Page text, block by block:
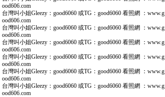
ood606.com
台灣叫小姐Gleezy：good6060 或TG：good6060 看照網 ：www.g
ood606.com
台灣叫小姐Gleezy：good6060 或TG：good6060 看照網 ：www.g
ood606.com
台灣叫小姐Gleezy：good6060 或TG：good6060 看照網 ：www.g
ood606.com
台灣叫小姐Gleezy：good6060 或TG：good6060 看照網 ：www.g
ood606.com
台灣叫小姐Gleezy：good6060 或TG：good6060 看照網 ：www.g
ood606.com
台灣叫小姐Gleezy：good6060 或TG：good6060 看照網 ：www.g
ood606.com